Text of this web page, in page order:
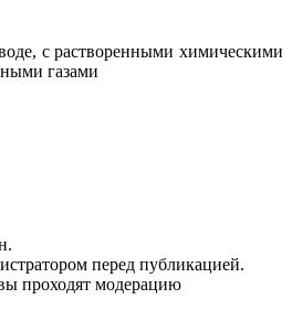
с растворенными химическими
газами
перед публикацией.
проходят модерацию